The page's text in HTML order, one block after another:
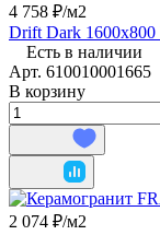
4 758 ₽/м2
Drift Dark
Есть в наличии
Арт. 610010001665
В корзину
2 074 ₽/м2